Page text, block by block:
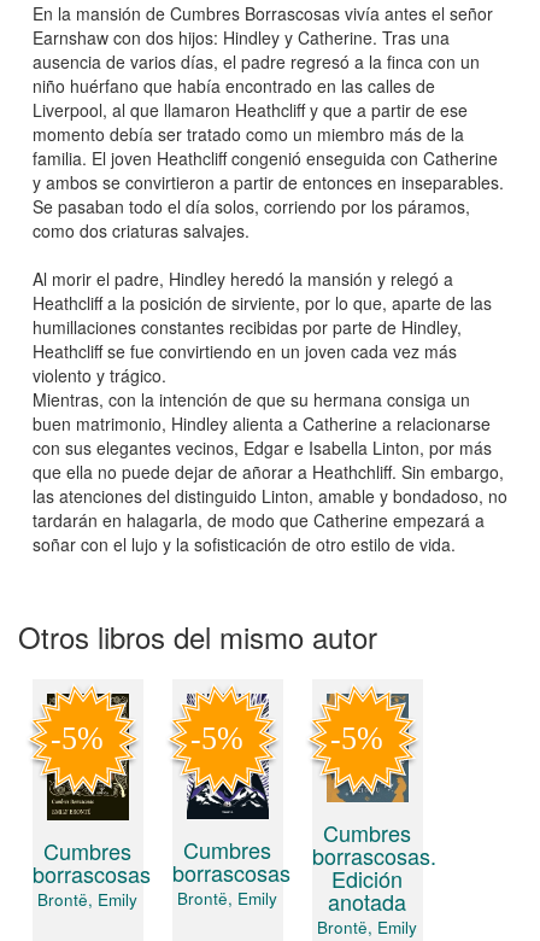
En la mansión de Cumbres Borrascosas vivía antes el señor
Earnshaw con dos hijos: Hindley y Catherine. Tras una
ausencia de varios días, el padre regresó a la finca con un
niño huérfano que había encontrado en las calles de
Liverpool, al que llamaron Heathcliff y que a partir de ese
momento debía ser tratado como un miembro más de la
familia. El joven Heathcliff congenió enseguida con Catherine
y ambos se convirtieron a partir de entonces en inseparables.
Se pasaban todo el día solos, corriendo por los páramos,
como dos criaturas salvajes.
Al morir el padre, Hindley heredó la mansión y relegó a
Heathcliff a la posición de sirviente, por lo que, aparte de las
humillaciones constantes recibidas por parte de Hindley,
Heathcliff se fue convirtiendo en un joven cada vez más
violento y trágico.
Mientras, con la intención de que su hermana consiga un
buen matrimonio, Hindley alienta a Catherine a relacionarse
con sus elegantes vecinos, Edgar e Isabella Linton, por más
que ella no puede dejar de añorar a Heathchliff. Sin embargo,
las atenciones del distinguido Linton, amable y bondadoso, no
tardarán en halagarla, de modo que Catherine empezará a
soñar con el lujo y la sofisticación de otro estilo de vida.
Otros libros del mismo autor
Cumbres
borrascosas
Brontë, Emily
Cumbres
borrascosas
Brontë, Emily
Cumbres
borrascosas.
Edición
anotada
Brontë, Emily